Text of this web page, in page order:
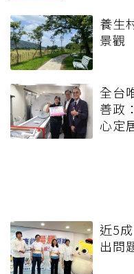
養生
景觀
全台
善政
心定
近5
出問